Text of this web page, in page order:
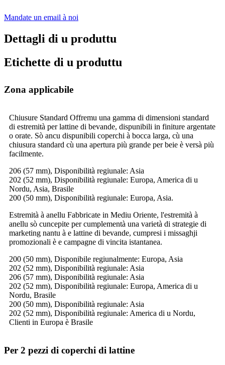
Mandate un email à noi
Dettagli di u produttu
Etichette di u produttu
Zona applicabile
Chiusure Standard Offremu una gamma di dimensioni standard
di estremità per lattine di bevande, dispunibili in finiture argentate
o orate. Sò ancu dispunibili coperchi à bocca larga, cù una
chiusura standard cù una apertura più grande per beie è versà più
facilmente.
206 (57 mm), Disponibilità regiunale: Asia
202 (52 mm), Disponibilità regiunale: Europa, America di u
Nordu, Asia, Brasile
200 (50 mm), Disponibilità regiunale: Europa, Asia.
Estremità à anellu Fabbricate in Mediu Oriente, l'estremità à
anellu sò cuncepite per cumplementà una varietà di strategie di
marketing nantu à e lattine di bevande, cumpresi i missaghji
promozionali è e campagne di vincita istantanea.
200 (50 mm), Disponibile regiunalmente: Europa, Asia
202 (52 mm), Disponibilità regiunale: Asia
206 (57 mm), Disponibilità regiunale: Asia
202 (52 mm), Disponibilità regiunale: Europa, America di u
Nordu, Brasile
200 (50 mm), Disponibilità regiunale: Asia
202 (52 mm), Disponibilità regiunale: America di u Nordu,
Clienti in Europa è Brasile
Per 2 pezzi di coperchi di lattine